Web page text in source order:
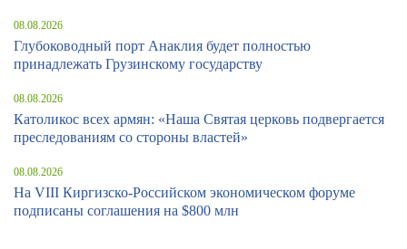
08.08.2026
Глубоководный порт Анаклия будет полностью
принадлежать Грузинскому государству
08.08.2026
Католикос всех армян: «Наша Святая церковь подвергается
преследованиям со стороны властей»
08.08.2026
На VIII Киргизско-Российском экономическом форуме
подписаны соглашения на $800 млн